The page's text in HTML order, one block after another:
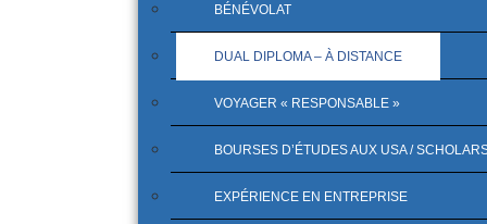
BÉNÉVOLAT
DUAL DIPLOMA – À DISTANCE
VOYAGER « RESPONSABLE »
BOURSES D’ÉTUDES AUX USA /
EXPÉRIENCE EN ENTREPRISE